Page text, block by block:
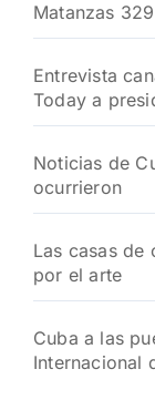
Matanzas
Entrevista
Today a
Noticias de
ocurrieron
Las casas de
por el arte
Cuba a las
Internacional